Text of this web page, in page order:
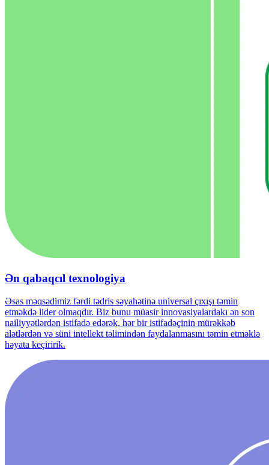
Ən qabaqcıl texnologiya
Əsas məqsədimiz fərdi tədris səyahətinə universal çıxışı təmin
etməkdə lider olmaqdır. Biz bunu müasir innovasiyalardakı ən son
nailiyyətlərdən istifadə edərək, hər bir istifadəçinin mürəkkəb
alətlərdən və süni intellekt təlimindən faydalanmasını təmin etməklə
həyata keçiririk.